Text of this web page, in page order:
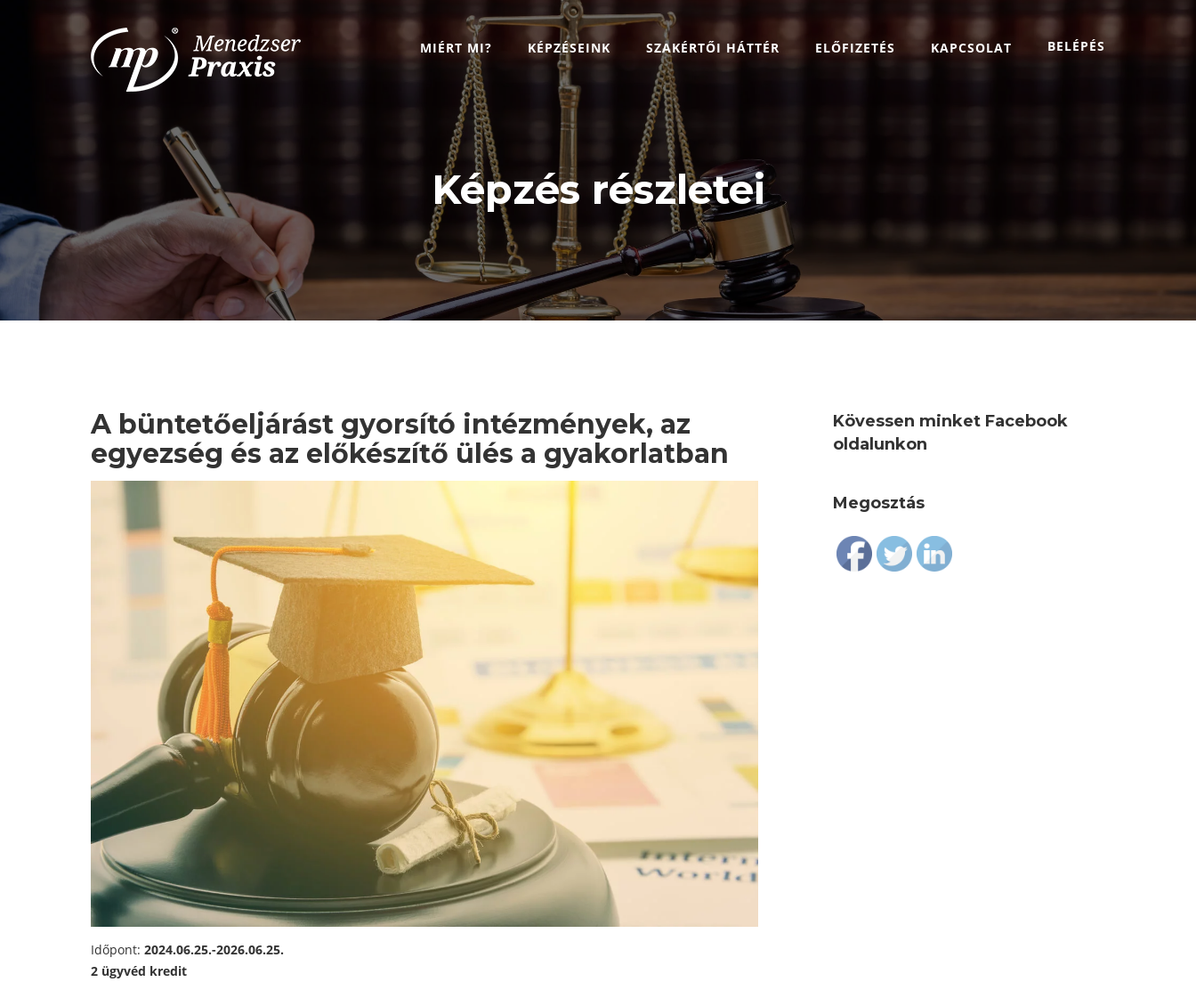
MIÉRT MI? KÉPZÉSEINK SZAKÉRTŐI HÁTTÉR ELŐFIZETÉS KAPCSOLAT BELÉPÉS
Képzés részletei
A büntetőeljárást gyorsító intézmények, az
egyezség és az előkészítő ülés a gyakorlatban
Időpont: 2024.06.25.-2026.06.25.
2 ügyvéd kredit
Kövessen minket Facebook
oldalunkon
Megosztás